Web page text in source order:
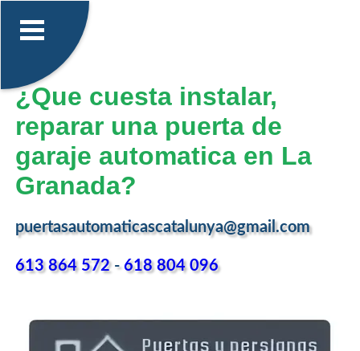
¿Que cuesta instalar,
reparar una puerta de
garaje automatica en La
Granada?
puertasautomaticascatalunya@gmail.com
613 864 572-618 804 096